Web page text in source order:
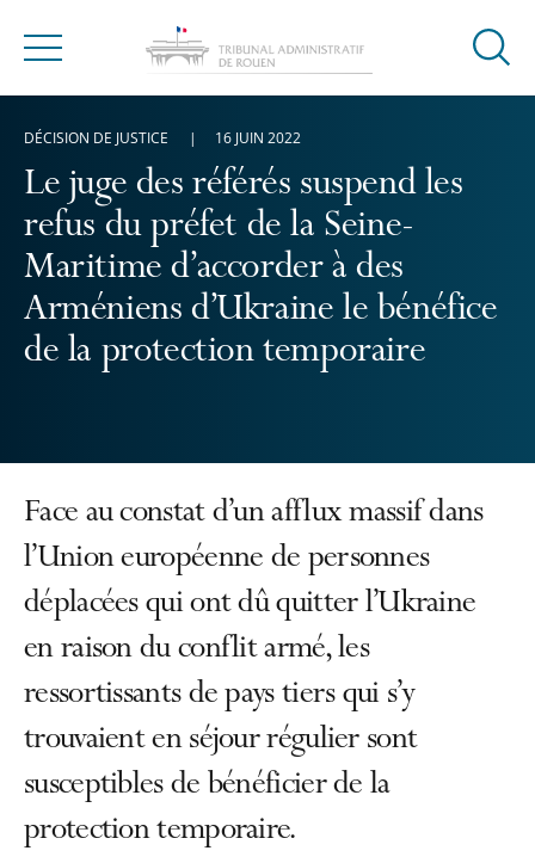
Menu
Ouvrir
Le juge des référés suspend les
refus du préfet de la Seine-
Maritime d’accorder à des
Arméniens d’Ukraine le bénéfice
de la protection temporaire
DÉCISION DE JUSTICE 16 JUIN 2022
Face au constat d’un afflux massif dans
l’Union européenne de personnes
déplacées qui ont dû quitter l’Ukraine
en raison du conflit armé, les
ressortissants de pays tiers qui s’y
trouvaient en séjour régulier sont
susceptibles de bénéficier de la
protection temporaire.